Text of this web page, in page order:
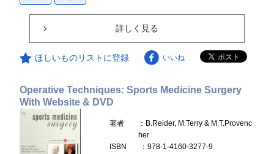
詳しく見る
ほしいものリストに登録 いいね
Operative Techniques: Sports Medicine Surgery
With Website & DVD
著者
：B.Reider, M.Terry & M.T.Provenc
her
ISBN
：978-1-4160-3277-9